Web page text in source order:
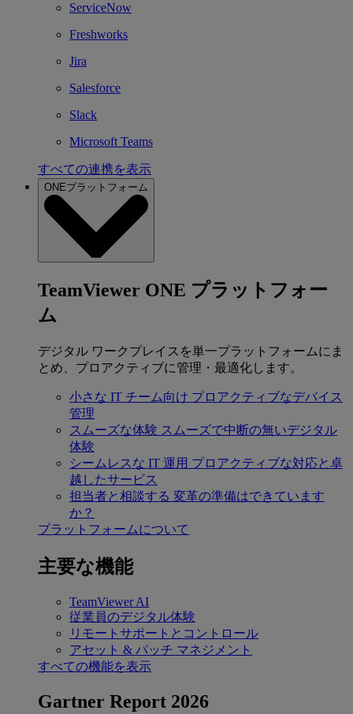
ServiceNow
Freshworks
Jira
Salesforce
Slack
Microsoft Teams
すべての連携を表示
ONEプラットフォーム
TeamViewer ONE プラットフォー
ム
デジタル ワークプレイスを単一プラットフォームにま
とめ、プロアクティブに管理・最適化します。
小さな IT チーム向け プロアクティブなデバイス
管理
スムーズな体験 スムーズで中断の無いデジタル
体験
シームレスな IT 運用 プロアクティブな対応と卓
越したサービス
担当者と相談する 変革の準備はできています
か？
プラットフォームについて
主要な機能
TeamViewer AI
従業員のデジタル体験
リモートサポートとコントロール
アセット & パッチ マネジメント
すべての機能を表示
Gartner Report 2026